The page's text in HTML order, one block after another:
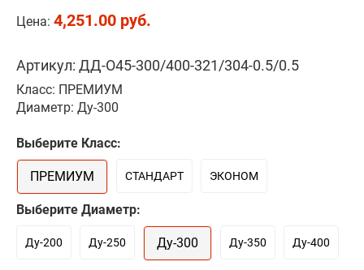
Цена: 4,251.00 руб.
Артикул: ДД-О45-300/400-321/304-0.5/0.5
Класс: ПРЕМИУМ
Диаметр: Ду-300
Выберите Класс:
ПРЕМИУМ СТАНДАРТ ЭКОНОМ
Выберите Диаметр:
Ду-200 Ду-250 Ду-300 Ду-350 Ду-400